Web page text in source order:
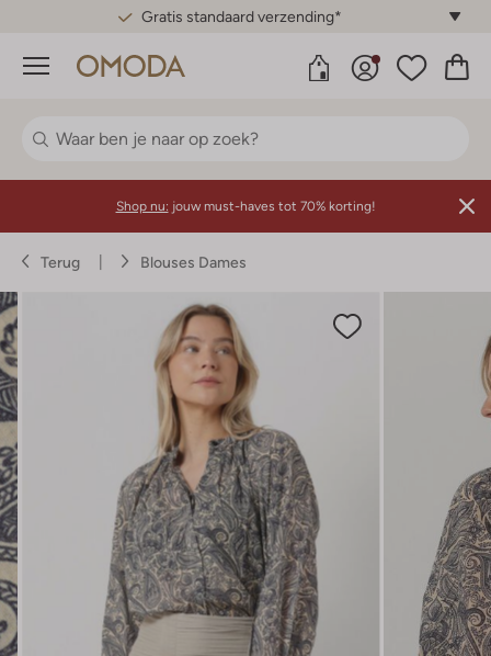
Gratis standaard verzending*
Menu
Shop nu: jouw must-haves tot 70% korting!
Terug Blouses Dames